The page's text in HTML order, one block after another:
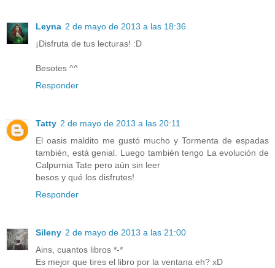
Leyna 2 de mayo de 2013 a las 18:36
¡Disfruta de tus lecturas! :D
Besotes ^^
Responder
Tatty 2 de mayo de 2013 a las 20:11
El oasis maldito me gustó mucho y Tormenta de espadas
también, está genial. Luego también tengo La evolución de
Calpurnia Tate pero aún sin leer
besos y qué los disfrutes!
Responder
Sileny 2 de mayo de 2013 a las 21:00
Ains, cuantos libros *-*
Es mejor que tires el libro por la ventana eh? xD